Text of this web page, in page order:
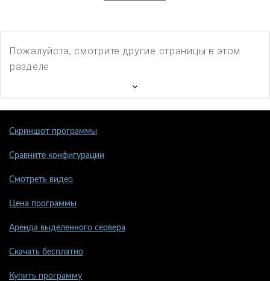
Пожалуйста, смотрите другие страницы в этом
разделе
Скриншот программы
Сравните конфигурации
Смотреть видео
Цена программы
Аренда выделенного сервера
Скачать бесплатно
Купить программу